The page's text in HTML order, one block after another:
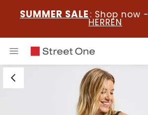
SUMMER SALE : Shop now -
HERREN